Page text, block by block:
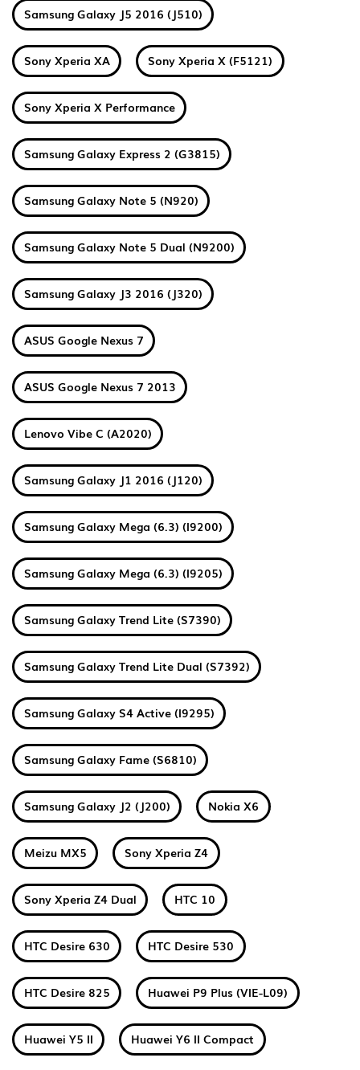
Samsung Galaxy J5 2016 (J510)
Sony Xperia XA Sony Xperia X (F5121)
Sony Xperia X Performance
Samsung Galaxy Express 2 (G3815)
Samsung Galaxy Note 5 (N920)
Samsung Galaxy Note 5 Dual (N9200)
Samsung Galaxy J3 2016 (J320)
ASUS Google Nexus 7
ASUS Google Nexus 7 2013
Lenovo Vibe C (A2020)
Samsung Galaxy J1 2016 (J120)
Samsung Galaxy Mega (6.3) (I9200)
Samsung Galaxy Mega (6.3) (I9205)
Samsung Galaxy Trend Lite (S7390)
Samsung Galaxy Trend Lite Dual (S7392)
Samsung Galaxy S4 Active (I9295)
Samsung Galaxy Fame (S6810)
Samsung Galaxy J2 (J200) Nokia X6
Meizu MX5 Sony Xperia Z4
Sony Xperia Z4 Dual HTC 10
HTC Desire 630 HTC Desire 530
HTC Desire 825 Huawei P9 Plus (VIE-L09)
Huawei Y5 II Huawei Y6 II Compact